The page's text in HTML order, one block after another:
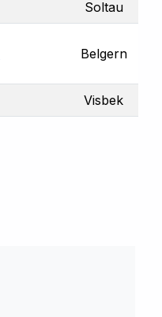
Soltau
Belgern
Visbek